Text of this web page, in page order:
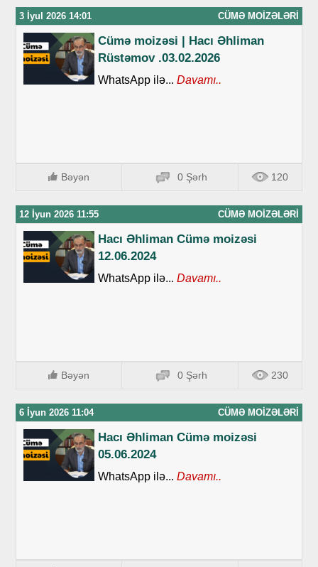
3 İyul 2026 14:01 CÜMƏ MOIZƏLƏRI
Cümə moizəsi | Hacı Əhliman
Rüstəmov .03.02.2026
WhatsApp ilə... Davamı..
Bəyən 0 Şərh 120
12 İyun 2026 11:55 CÜMƏ MOIZƏLƏRI
Hacı Əhliman Cümə moizəsi
12.06.2024
WhatsApp ilə... Davamı..
Bəyən 0 Şərh 230
6 İyun 2026 11:04 CÜMƏ MOIZƏLƏRI
Hacı Əhliman Cümə moizəsi
05.06.2024
WhatsApp ilə... Davamı..